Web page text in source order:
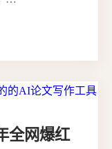
全网爆红